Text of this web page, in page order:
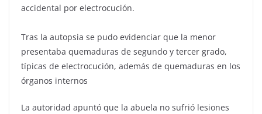
accidental por electrocución.
Tras la autopsia se pudo evidenciar que la menor
presentaba quemaduras de segundo y tercer grado,
típicas de electrocución, además de quemaduras en los
órganos internos
La autoridad apuntó que la abuela no sufrió lesiones